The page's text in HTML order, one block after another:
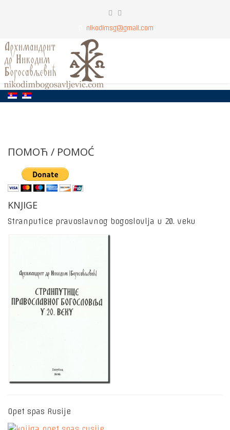
nikodimsg@gmail.com
ПОМОЋ / POMOĆ
KNJIGE
Stranputice pravoslavnog bogoslovlja u 20. veku
Opet spas Rusije